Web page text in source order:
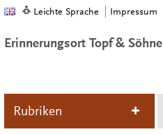
Leichte Sprache Impressum
Erinnerungsort Topf & Söhne
Rubriken